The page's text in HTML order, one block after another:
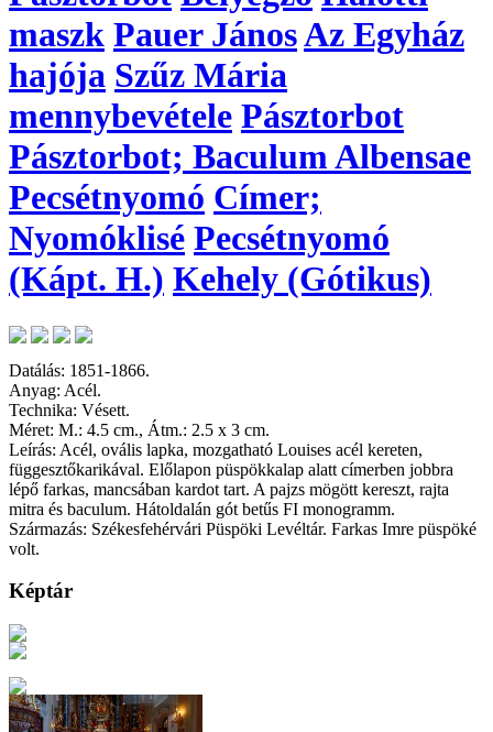
maszk Pauer JánosAz Egyház
hajója Szűz Mária
mennybevétele Pásztorbot
Pásztorbot; Baculum Albensae
Pecsétnyomó Címer;
Nyomóklisé Pecsétnyomó
(Kápt. H.) Kehely (Gótikus)
Datálás: 1851-1866.
Anyag: Acél.
Technika: Vésett.
Méret: M.: 4.5 cm., Átm.: 2.5 x 3 cm.
Leírás: Acél, ovális lapka, mozgatható Louises acél kereten,
függesztőkarikával. Előlapon püspökkalap alatt címerben jobbra
lépő farkas, mancsában kardot tart. A pajzs mögött kereszt, rajta
mitra és baculum. Hátoldalán gót betűs FI monogramm.
Származás: Székesfehérvári Püspöki Levéltár. Farkas Imre püspöké
volt.
Képtár